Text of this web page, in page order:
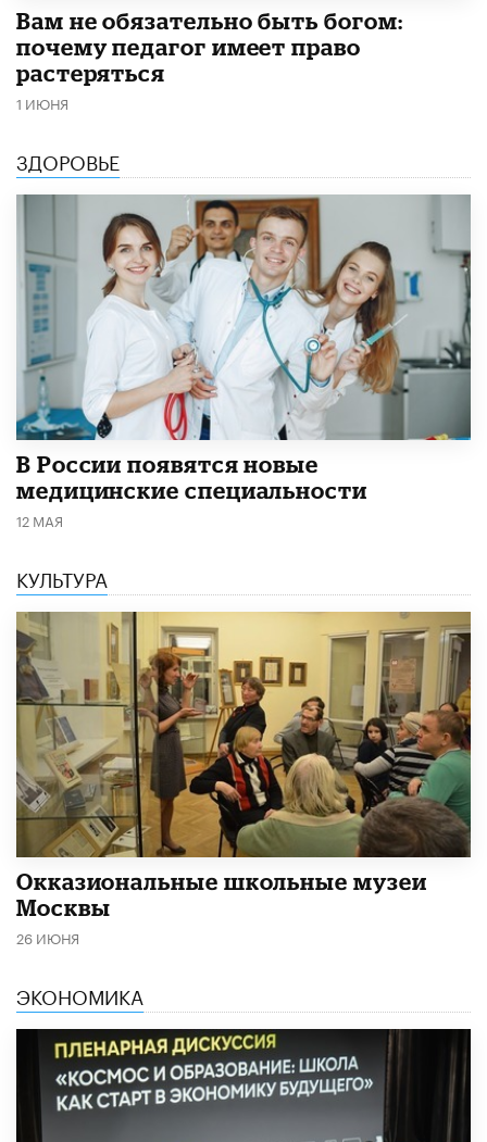
​Вам не обязательно быть богом:
почему педагог имеет право
растеряться
1 ИЮНЯ
ЗДОРОВЬЕ
В России появятся новые
медицинские специальности
12 МАЯ
КУЛЬТУРА
​Окказиональные школьные музеи
Москвы
26 ИЮНЯ
ЭКОНОМИКА